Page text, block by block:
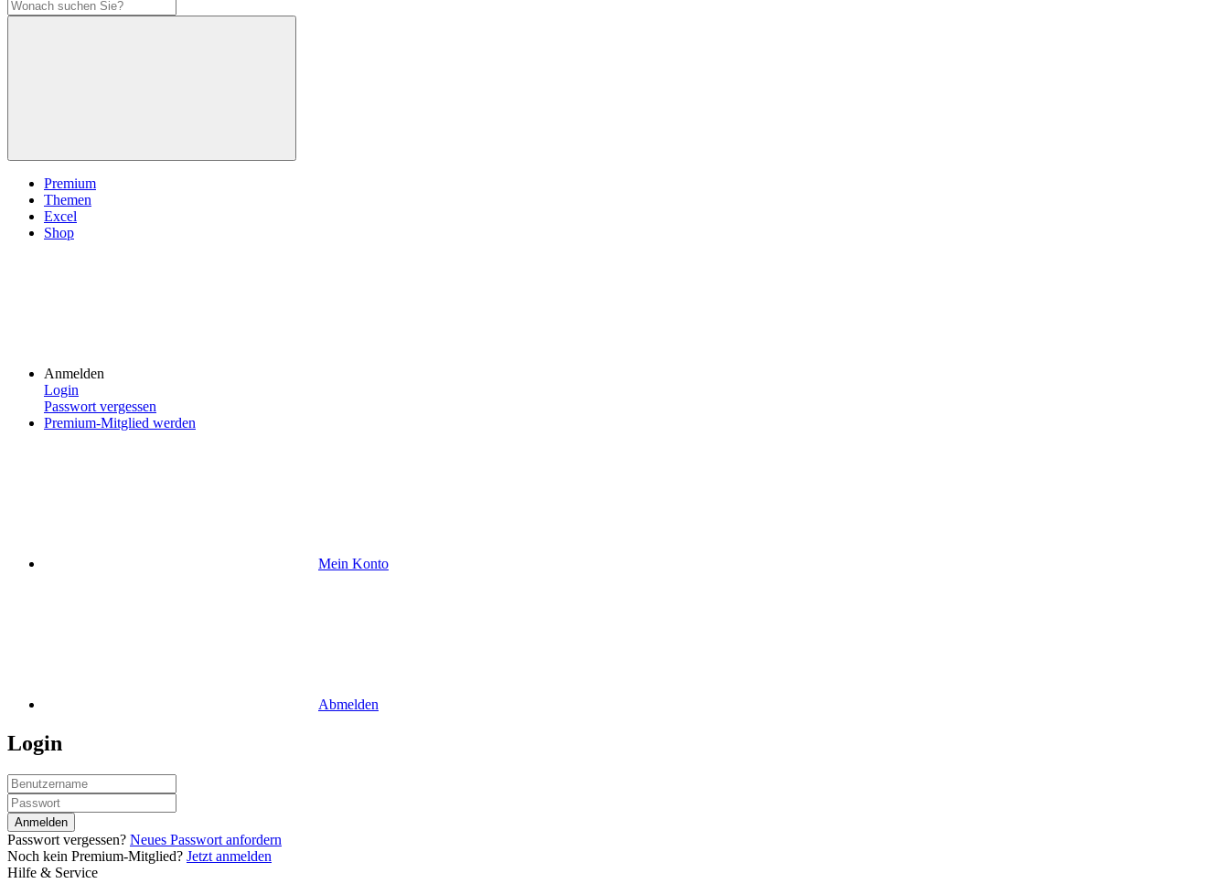
Premium
Themen
Excel
Shop
Anmelden
Login
Passwort vergessen
Premium-Mitglied werden
Mein Konto
Abmelden
Login
Anmelden
Passwort vergessen? Neues Passwort anfordern
Noch kein Premium-Mitglied? Jetzt anmelden
Hilfe & Service